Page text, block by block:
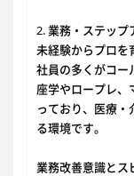
2. 業務・ステップ
未経験からプロを
社員の多くがコー
座学やロープレ、
っており、医療
る環境です。
業務改善意識とス